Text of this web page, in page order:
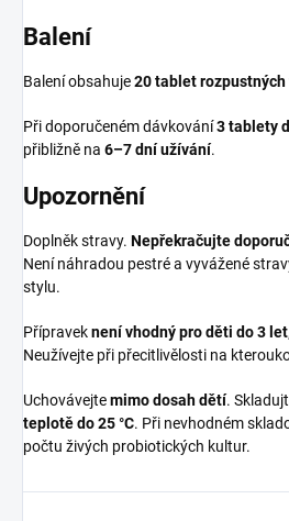
Balení
Balení obsahuje20 tablet rozpustných
Při doporučeném dávkování3 tablety
přibližně na 6–7 dní užívání.
Upozornění
Doplněk stravy. Nepřekračujte
Není náhradou pestré a vyvážené
stylu.
Přípraveknení vhodný pro děti do 3
Neužívejte při přecitlivělosti na
Uchovávejtemimo dosah dětí.
teplotě do 25 °C. Při nevhodném
počtu živých probiotických kultur.